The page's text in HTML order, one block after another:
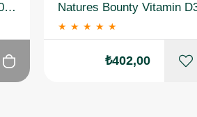
Nature's Bounty Vitamin D3 1000 Iu 100 Softgel 2 Adet
★ ★ ★ ★ ★
₺402,00